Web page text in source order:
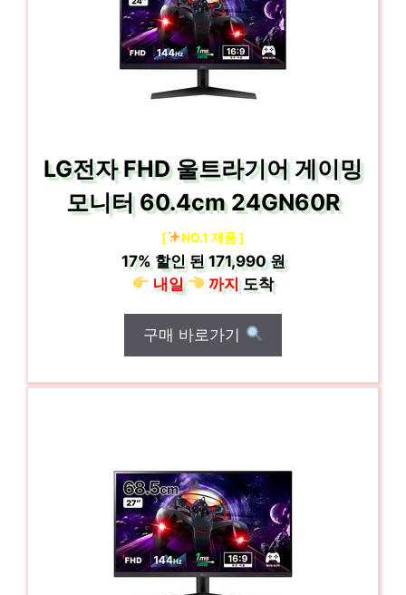
LG전자 FHD 울트라기어 게이밍
모니터 60.4cm 24GN60R
[ NO.1 제품 ]
17%할인 된171,990 원
내일
까지도착
구매 바로가기